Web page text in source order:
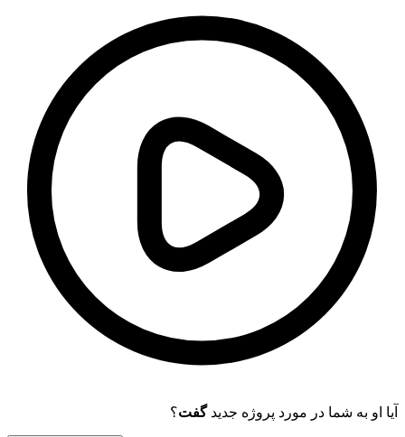
آیا او به شما در مورد پروژه جدیدگفت؟